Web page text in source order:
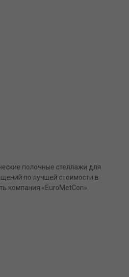
полочные стеллажи для
по лучшей стоимости в
компания «EuroMetCon».